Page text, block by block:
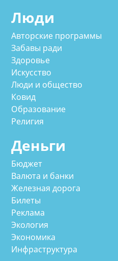
Люди
Авторские программы
Забавы ради
Здоровье
Искусство
Люди и общество
Ковид
Образование
Религия
Деньги
Бюджет
Валюта и банки
Железная дорога
Билеты
Реклама
Экология
Экономика
Инфраструктура